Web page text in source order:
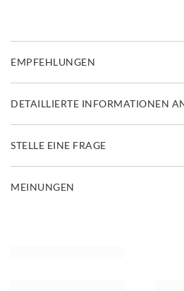
EMPFEHLUNGEN
DETAILLIERTE INFORMATIONEN
STELLE EINE FRAGE
MEINUNGEN